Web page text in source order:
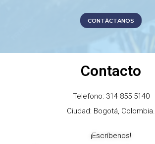
CONTÁCTANOS
Contacto
Telefono: 314 855 5140
Ciudad: Bogotá, Colombia.
¡Escríbenos!